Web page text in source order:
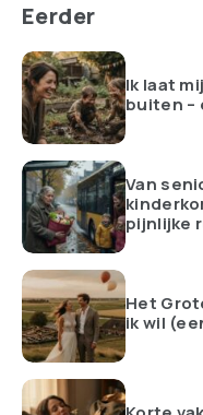
Eerder
Ik laat
buiten –
Van
pijnlijke
Het
ik wil